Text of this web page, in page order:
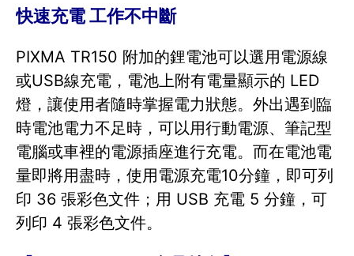
快速充電 工作不中斷
PIXMA TR150 附加的鋰電池可以選用電源線
或USB線充電，電池上附有電量顯示的 LED
燈，讓使用者隨時掌握電力狀態。外出遇到臨
時電池電力不足時，可以用行動電源、筆記型
電腦或車裡的電源插座進行充電。而在電池電
量即將用盡時，使用電源充電10分鐘，即可列
印 36 張彩色文件；用 USB 充電 5 分鐘，可
列印 4 張彩色文件。